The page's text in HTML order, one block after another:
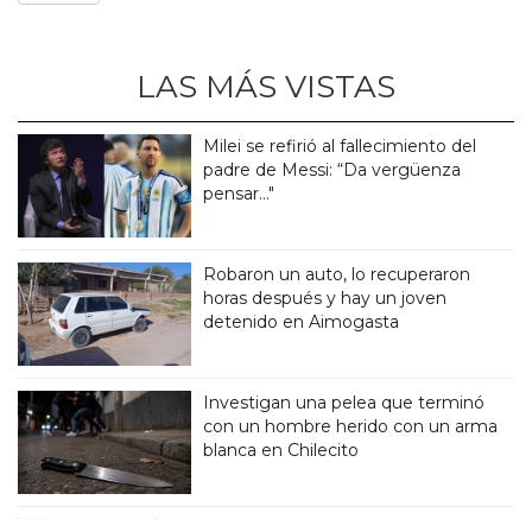
LAS MÁS VISTAS
Milei se refirió al fallecimiento del
padre de Messi: “Da vergüenza
pensar..."
Robaron un auto, lo recuperaron
horas después y hay un joven
detenido en Aimogasta
Investigan una pelea que terminó
con un hombre herido con un arma
blanca en Chilecito